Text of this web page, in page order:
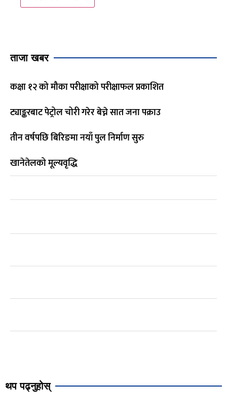
ताजा खबर
कक्षा १२ को मौका परीक्षाको परीक्षाफल प्रकाशित
ट्याङ्करबाट पेट्रोल चोरी गरेर बेच्ने सात जना पक्राउ
तीन वर्षपछि बिरिङमा नयाँ पुल निर्माण सुरु
खानेतेलको मूल्यवृद्धि
थप पढ्नुहोस्